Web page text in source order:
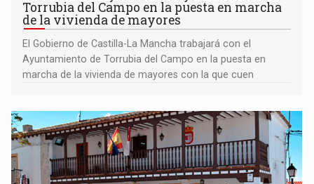
Torrubia del Campo en la puesta en marcha
de la vivienda de mayores
El Gobierno de Castilla-La Mancha trabajará con el
Ayuntamiento de Torrubia del Campo en la puesta en
marcha de la vivienda de mayores con la que cuen